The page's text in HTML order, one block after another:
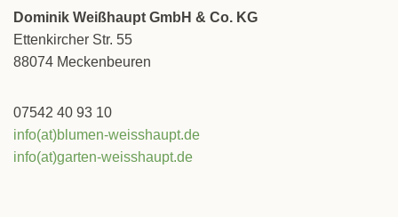
Dominik Weißhaupt GmbH & Co. KG
Ettenkircher Str. 55
88074 Meckenbeuren
07542 40 93 10
info(at)blumen-weisshaupt.de
info(at)garten-weisshaupt.de